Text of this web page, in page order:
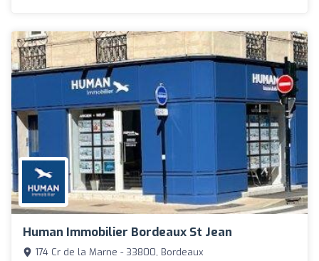
Human Immobilier Bordeaux St Jean
174 Cr de la Marne - 33800, Bordeaux